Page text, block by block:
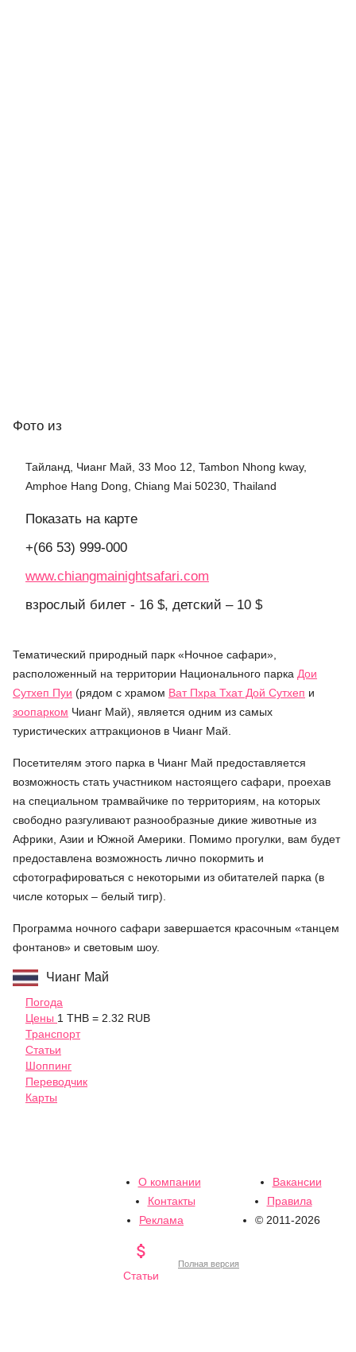
Фото из
Тайланд, Чианг Май, 33 Moo 12, Tambon Nhong kway,
Amphoe Hang Dong, Chiang Mai 50230, Thailand
Показать на карте
+(66 53) 999-000
www.chiangmainightsafari.com
взрослый билет - 16 $, детский – 10 $
Тематический природный парк «Ночное сафари»,
расположенный на территории Национального парка Дои
Сутхеп Пуи (рядом с храмом Ват Пхра Тхат Дой Сутхеп и
зоопарком Чианг Май), является одним из самых
туристических аттракционов в Чианг Май.
Посетителям этого парка в Чианг Май предоставляется
возможность стать участником настоящего сафари, проехав
на специальном трамвайчике по территориям, на которых
свободно разгуливают разнообразные дикие животные из
Африки, Азии и Южной Америки. Помимо прогулки, вам будет
предоставлена возможность лично покормить и
сфотографироваться с некоторыми из обитателей парка (в
числе которых – белый тигр).
Программа ночного сафари завершается красочным «танцем
фонтанов» и световым шоу.
Чианг Май
Погода
Цены 1 THB = 2.32 RUB
Транспорт
Статьи
Шоппинг
Переводчик
Карты
О компании
Вакансии
Контакты
Правила
Реклама
© 2011-2026

Статьи
Полная версия